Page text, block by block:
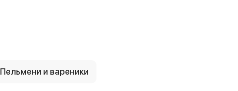
Пельмени и вареники